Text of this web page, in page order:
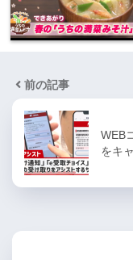
前の記事
WEB
をキ